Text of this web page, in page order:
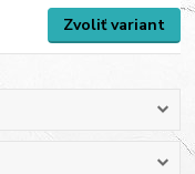
Zvoliť variant